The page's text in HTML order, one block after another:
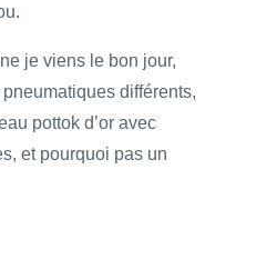
je viens le bon jour,
pneumatiques différents,
pottok d’or avec
et pourquoi pas un